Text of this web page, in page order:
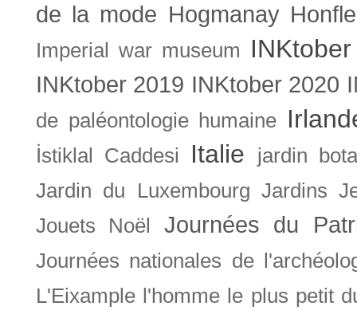
de la mode Hogmanay
Imperial war museum INKtober
INKtober 2019 INKtober 2020
de paléontologie humaine
İstiklal Caddesi Italie
jardin
Jardin du Luxembourg Jardins
Jouets Noël
Journées du
Journées nationales de
L'Eixample l'homme le plus petit